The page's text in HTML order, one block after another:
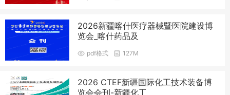
2026新疆喀什医疗器械暨医院建设博
览会_喀什药品及
pdf格式 127M
2026 CTEF新疆国际化工技术装备博
览会会刊-新疆化工